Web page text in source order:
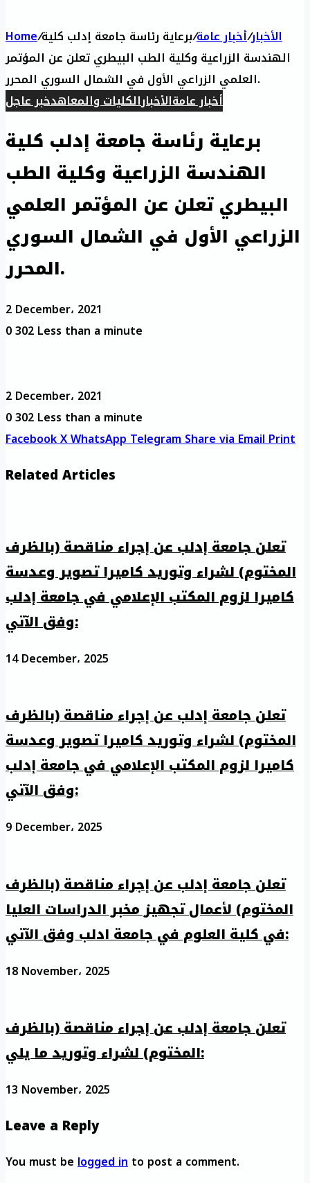
Home/ الأخبار/أخبار عامة/برعاية رئاسة جامعة إدلب كلية
الهندسة الزراعية وكلية الطب البيطري تعلن عن المؤتمر
العلمي الزراعي الأول في الشمال السوري المحرر.
أخبار عامةالأخبارالكليات والمعاهدخبر عاجل
برعاية رئاسة جامعة إدلب كلية
الهندسة الزراعية وكلية الطب
البيطري تعلن عن المؤتمر العلمي
الزراعي الأول في الشمال السوري
المحرر.
2 December، 2021
0302Less than a minute
2 December، 2021
0302Less than a minute
FacebookXWhatsAppTelegramShare via EmailPrint
Related Articles
تعلن جامعة إدلب عن إجراء مناقصة (بالظرف
المختوم) لشراء وتوريد كاميرا تصوير وعدسة
كاميرا لزوم المكتب الإعلامي في جامعة إدلب
وفق الآتي:
14 December، 2025
تعلن جامعة إدلب عن إجراء مناقصة (بالظرف
المختوم) لشراء وتوريد كاميرا تصوير وعدسة
كاميرا لزوم المكتب الإعلامي في جامعة إدلب
وفق الآتي:
9 December، 2025
تعلن جامعة إدلب عن إجراء مناقصة (بالظرف
المختوم) لأعمال تجهيز مخبر الدراسات العليا
في كلية العلوم في جامعة ادلب وفق الآتي:
18 November، 2025
تعلن جامعة إدلب عن إجراء مناقصة (بالظرف
المختوم) لشراء وتوريد ما يلي:
13 November، 2025
Leave a Reply
You must belogged into post a comment.